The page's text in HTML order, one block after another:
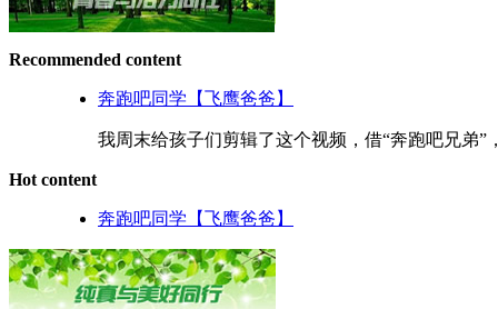
Recommended content
奔跑吧同学【飞鹰爸爸】
我周末给孩子们剪辑了这个视频，借“奔跑吧兄弟”
Hot content
奔跑吧同学【飞鹰爸爸】